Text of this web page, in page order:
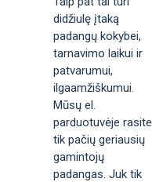
didžiulę įtaką
padangų kokybei,
tarnavimo laikui ir
patvarumui,
ilgaamžiškumui.
Mūsų el.
parduotuvėje rasite
tik pačių geriausių
gamintojų
padangas. Juk tik